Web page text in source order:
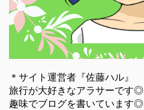
＊サイト運営者『佐藤ハル』
旅行が大好きなアラサーです◎
趣味でブログを書いています◎